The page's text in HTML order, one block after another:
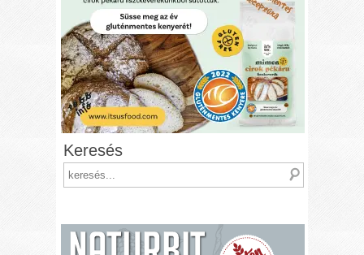
Keresés